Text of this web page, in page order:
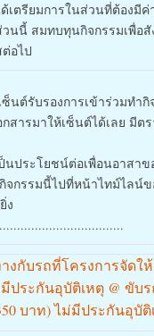
ด้เตรียมการในส่วนที่ต้องมี
นนี้ สมทบทุนกิจกรรมเพื่อ
อไป
ซ็นต์รับรองการเข้าร่วมทำ
สารมาให้เซ็นต์ได้เลย มีต
นประโยชน์ต่อเพื่อนอาสา
จกรรมนี้ไปที่หน้าไทม์ไลน์
ง
างกับรถที่โครงการจัดใ
ประกันอุบัติเหตุ @ ขับ
บาท) ไม่มีประกันอุบัติ